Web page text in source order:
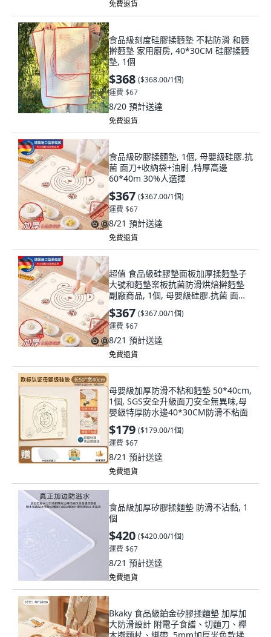
免費退貨
食品級刻度硅膠揉麪墊 不粘防滑 和麪
擀麪墊 家用廚房, 40*30CM 硅膠揉麪
墊, 1個
$368 ($368.00/1個)
運費 $67
8/20 預計送達
免費退貨
食品級矽膠揉麵墊, 1個, 母嬰級硅膠.抗
菌 面刀+收納袋+油刷 ,特厚高邊
60*40m 30%人選擇
$367 ($367.00/1個)
運費 $67
8/21 預計送達
免費退貨
超值 食品級硅膠墊面板加厚揉麪墊子
大號和麪墊案板抗菌防滑烘焙擀麪墊
副廠商品, 1個, 母嬰級硅膠.抗菌 面刀
+收納袋+油刷 ,特厚高邊 60*40m
30%人選擇
$367 ($367.00/1個)
運費 $67
8/21 預計送達
免費退貨
母嬰級加厚防滑不粘和麪墊 50*40cm,
1個, SGS安全升級面刀安全無異味,母
嬰級特厚防水邊40*30CM防滑不粘面
$179 ($179.00/1個)
運費 $67
8/21 預計送達
免費退貨
食品級加厚矽膠揉麵墊 防滑不沾黏, 1
個
$420 ($420.00/1個)
運費 $67
8/21 預計送達
免費退貨
Bkaky 食品級鉑金矽膠揉麵墊 加厚加
大防滑設計 附電子食譜、切麵刀、櫸